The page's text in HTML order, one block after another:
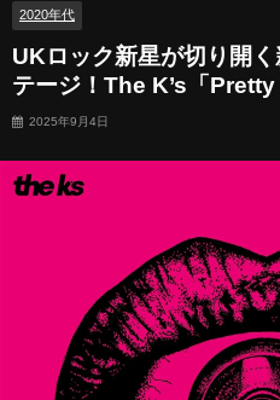
2020年代
UKロック新星が切り開
テージ！The K’s「
2025年9月4日